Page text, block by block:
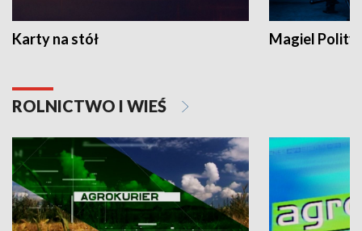
Karty na stół Magiel
ROLNICTWO I WIEŚ